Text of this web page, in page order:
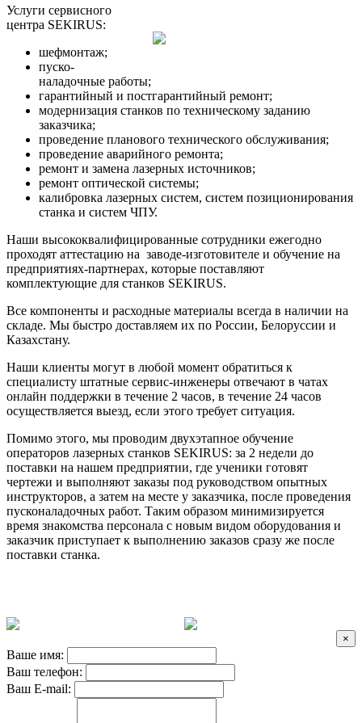
Услуги сервисного
центра SEKIRUS:
шефмонтаж;
пуско-
наладочные работы;
гарантийный и постгарантийный ремонт;
модернизация станков по техническому заданию
заказчика;
проведение планового технического обслуживания;
проведение аварийного ремонта;
ремонт и замена лазерных источников;
ремонт оптической системы;
калибровка лазерных систем, систем позиционирования
станка и систем ЧПУ.
Наши высококвалифицированные сотрудники ежегодно
проходят аттестацию на заводе-изготовителе и обучение на
предприятиях-партнерах, которые поставляют
комплектующие для станков SEKIRUS.
Все компоненты и расходные материалы всегда в наличии на
складе. Мы быстро доставляем их по России, Белоруссии и
Казахстану.
Наши клиенты могут в любой момент обратиться к
специалисту штатные сервис-инженеры отвечают в чатах
онлайн поддержки в течение 2 часов, в течение 24 часов
осуществляется выезд, если этого требует ситуация.
Помимо этого, мы проводим двухэтапное обучение
операторов лазерных станков SEKIRUS: за 2 недели до
поставки на нашем предприятии, где ученики готовят
чертежи и выполняют заказы под руководством опытных
инструкторов, а затем на месте у заказчика, после проведения
пусконаладочных работ. Таким образом минимизируется
время знакомства персонала с новым видом оборудования и
заказчик приступает к выполнению заказов сразу же после
поставки станка.
×
Ваше имя:
Ваш телефон:
Ваш E-mail: